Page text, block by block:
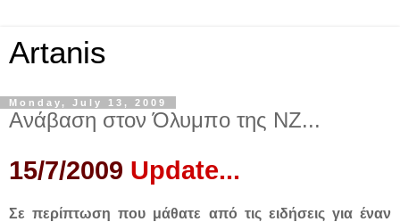
Artanis
Monday, July 13, 2009
Ανάβαση στον Όλυμπο της ΝΖ...
15/7/2009 Update...
Σε περίπτωση που μάθατε από τις ειδήσεις για έναν